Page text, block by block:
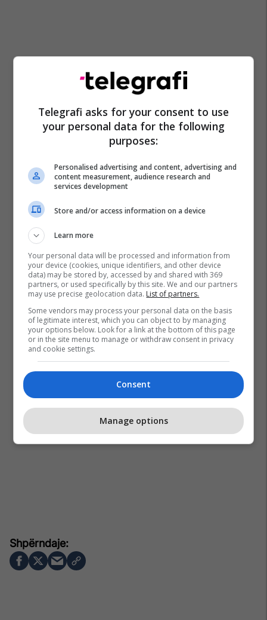
Telegrafi asks for your consent to use
your personal data for the following
purposes:
Personalised advertising and content, advertising and
content measurement, audience research and
services development
Store and/or access information on a device
Learn more
Your personal data will be processed and information from
your device (cookies, unique identifiers, and other device
data) may be stored by, accessed by and shared with 369
partners, or used specifically by this site. We and our partners
may use precise geolocation data. List of partners.
Some vendors may process your personal data on the basis
of legitimate interest, which you can object to by managing
your options below. Look for a link at the bottom of this page
or in the site menu to manage or withdraw consent in privacy
and cookie settings.
Consent
Manage options